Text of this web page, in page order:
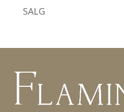
SALG